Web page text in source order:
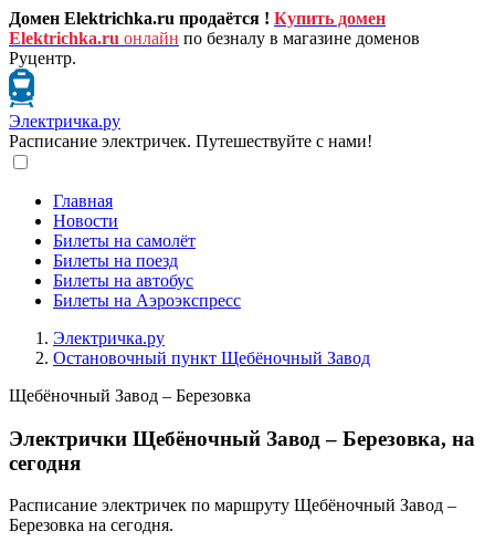
Домен Elektrichka.ru продаётся ! Купить домен
Elektrichka.ru онлайн по безналу в магазине доменов
Руцентр.
Электричка.ру
Расписание электричек. Путешествуйте с нами!
Главная
Новости
Билеты на самолёт
Билеты на поезд
Билеты на автобус
Билеты на Аэроэкспресс
Электричка.ру
Остановочный пункт Щебёночный Завод
Щебёночный Завод – Березовка
Электрички Щебёночный Завод – Березовка, на
сегодня
Расписание электричек по маршруту Щебёночный Завод –
Березовка на сегодня.